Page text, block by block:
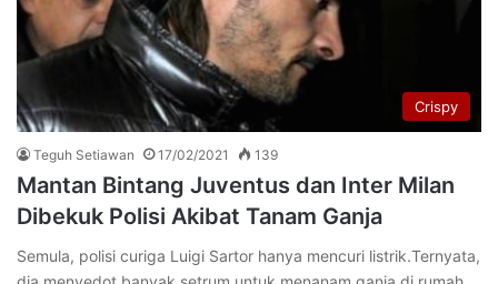
Crispy
Teguh Setiawan 17/02/2021 139
Mantan Bintang Juventus dan Inter Milan
Dibekuk Polisi Akibat Tanam Ganja
Semula, polisi curiga Luigi Sartor hanya mencuri listrik.Ternyata,